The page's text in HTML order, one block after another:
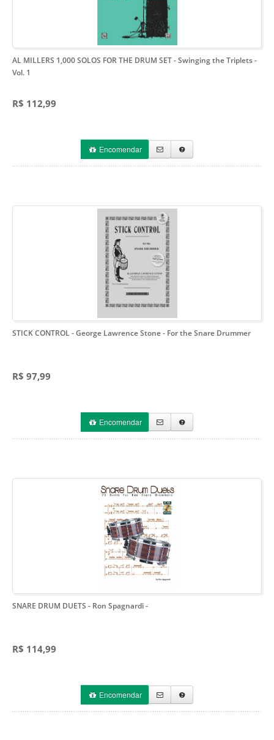
AL MILLERS 1,000 SOLOS FOR THE DRUM SET- Swinging the Triplets -
Vol. 1
R$ 112,99
Encomendar
STICK CONTROL - George Lawrence Stone- For the Snare Drummer
R$ 97,99
Encomendar
SNARE DRUM DUETS - Ron Spagnardi-
R$ 114,99
Encomendar